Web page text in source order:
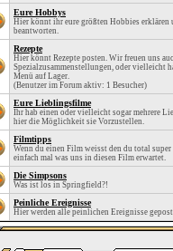
Eure Hobbys
Hier könnt ihr eure größten Hobbies erklären
beantworten.
Rezepte
Hier könnt Rezepte posten. Wir freuen uns
Spezialzusammenstellungen, oder vielleicht
Menü auf Lager.
(Benutzer im Forum aktiv: 1 Besucher)
Eure Lieblingsfilme
Ihr hab einen oder vielleicht sogar mehrere
hier die Möglichkeit sie Vorzustellen.
Filmtipps
Wenn du einen Film weisst den du total
einfach mal was uns in diesen Film erwartet.
Die Simpsons
Was ist los in Springfield?!
Peinliche Ereignisse
Hier werden alle peinlichen Ereignisse